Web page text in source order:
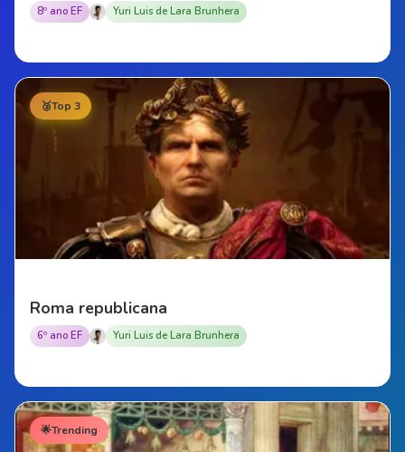
8º ano EF Yuri Luis de Lara Brunhera
🥉Top 3
Roma republicana
6º ano EF Yuri Luis de Lara Brunhera
🌟Trending